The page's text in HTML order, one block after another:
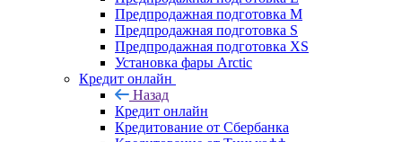
Предпродажная подготовка M
Предпродажная подготовка S
Предпродажная подготовка XS
Установка фары Arctic
Кредит онлайн
Назад
Кредит онлайн
Кредитование от Сбербанка